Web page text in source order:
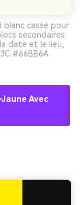
blanc cassé pour
secondaires
date et le lieu,
#66BB6A
Avec